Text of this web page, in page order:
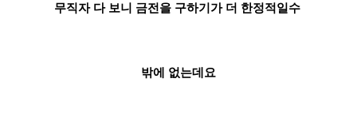
무직자 다 보니 금전을 구하기가 더 한정적일수
밖에 없는데요